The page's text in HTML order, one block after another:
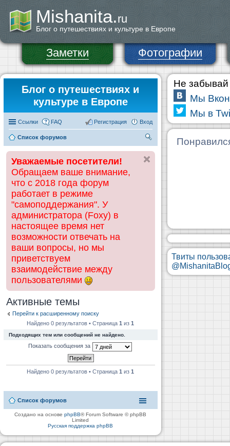
Mishanita.ru
Блог о путешествиях и культуре в Европе
Заметки Фотографии
Блог о путешествиях и
культуре в Европе
Ссылки FAQ Вход
Регистрация
Список форумов
ск
Уважаемые посетители!
Обращаем ваше внимание,
что с 2018 года форум
работает в режиме
"самоподдержания". У
администратора (Foxy) в
настоящее время нет
возможности отвечать на
ваши вопросы, но мы
приветствуем
взаимодействие между
пользователями
Активные темы
Перейти к расширенному поиску
Найдено 0 результатов • Страница1 из1
Подходящих тем или сообщений не найдено.
Показать сообщения за
Найдено 0 результатов • Страница1 из1
Список форумов
Создано на основеphpBB® Forum Software © phpBB
Limited
Русская поддержка phpBB
Не забывай
Мы
Мы в
Твиты